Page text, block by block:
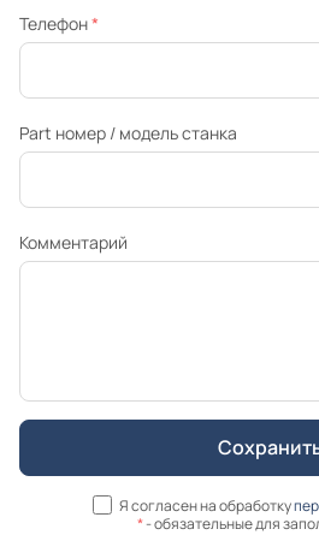
Телефон*
Part номер / модель станка
Комментарий
Я согласен на обработку
*- обязательные для